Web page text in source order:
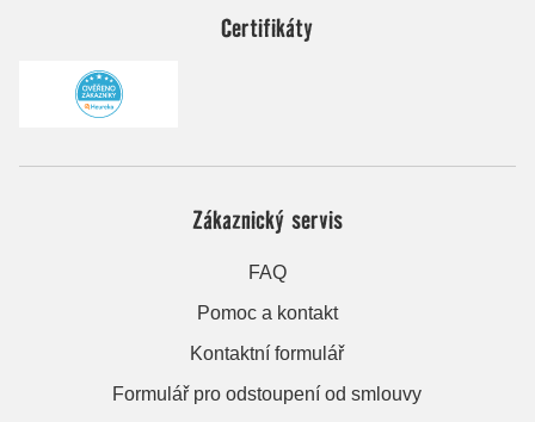
Certifikáty
Zákaznický servis
FAQ
Pomoc a kontakt
Kontaktní formulář
Formulář pro odstoupení od smlouvy